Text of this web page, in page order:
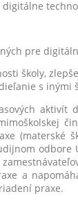
pre
školy,
s inými
aktivít
(materské
odbore
a
praxe.